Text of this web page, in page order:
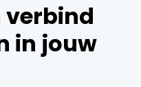
verbind
in jouw